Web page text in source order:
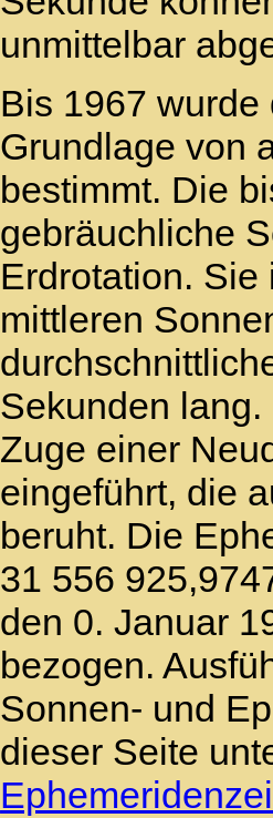
unmittelbar
Bis 1967
Grundlage von
bestimmt. Die
gebräuchliche
Erdrotation. Sie
mittleren
Sekunden
Zuge einer
eingeführt, die
beruht. Die
31 556
den 0. Januar
bezogen.
Sonnen- und
dieser Seite